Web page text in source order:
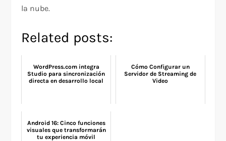
la nube.
Related posts:
WordPress.com integra
Studio para sincronización
directa en desarrollo local
Cómo Configurar un
Servidor de Streaming de
Video
Android 16: Cinco funciones
visuales que transformarán
tu experiencia móvil